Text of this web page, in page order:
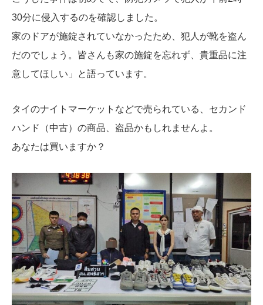
30分に侵入するのを確認しました。
家のドアが施錠されていなかったため、犯人が靴を盗ん
だのでしょう。皆さんも家の施錠を忘れず、貴重品に注
意してほしい」と語っています。
タイのナイトマーケットなどで売られている、セカンド
ハンド（中古）の商品、盗品かもしれませんよ。
あなたは買いますか？